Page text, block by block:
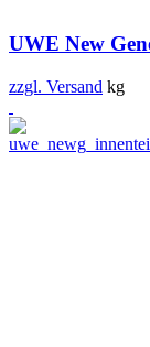
UWE New
zzgl. Versand kg